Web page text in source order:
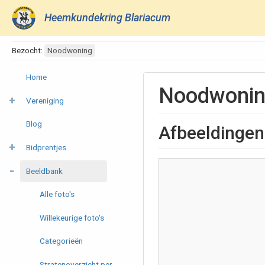
Heemkundekring Blariacum
Bezocht: Noodwoning
Home
Vereniging
Blog
Bidprentjes
Beeldbank
Alle foto's
Willekeurige foto's
Categorieën
Afbeeldingen